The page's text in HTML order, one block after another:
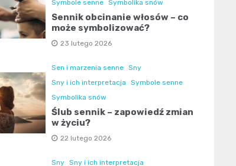
Symbole senne Symbolika snów
Sennik obcinanie włosów – co
może symbolizować?
23 lutego 2026
Sen i marzenia senne Sny
Sny i ich interpretacja
Symbole senne
Symbolika snów
Ślub sennik – zapowiedź zmian
w życiu?
22 lutego 2026
Sny Sny i ich interpretacja